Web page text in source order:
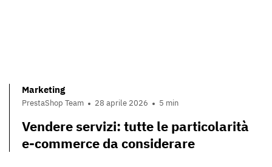
Marketing
PrestaShop Team 28 aprile 2026 5 min
Vendere servizi: tutte le particolarità
e-commerce da considerare